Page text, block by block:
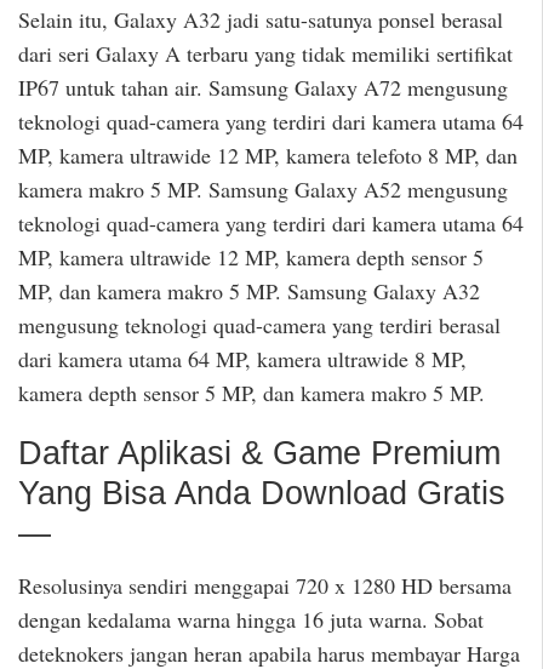
Selain itu, Galaxy A32 jadi satu-satunya ponsel berasal
dari seri Galaxy A terbaru yang tidak memiliki sertifikat
IP67 untuk tahan air. Samsung Galaxy A72 mengusung
teknologi quad-camera yang terdiri dari kamera utama 64
MP, kamera ultrawide 12 MP, kamera telefoto 8 MP, dan
kamera makro 5 MP. Samsung Galaxy A52 mengusung
teknologi quad-camera yang terdiri dari kamera utama 64
MP, kamera ultrawide 12 MP, kamera depth sensor 5
MP, dan kamera makro 5 MP. Samsung Galaxy A32
mengusung teknologi quad-camera yang terdiri berasal
dari kamera utama 64 MP, kamera ultrawide 8 MP,
kamera depth sensor 5 MP, dan kamera makro 5 MP.
Daftar Aplikasi & Game Premium
Yang Bisa Anda Download Gratis
—
Resolusinya sendiri menggapai 720 x 1280 HD bersama
dengan kedalama warna hingga 16 juta warna. Sobat
deteknokers jangan heran apabila harus membayar Harga